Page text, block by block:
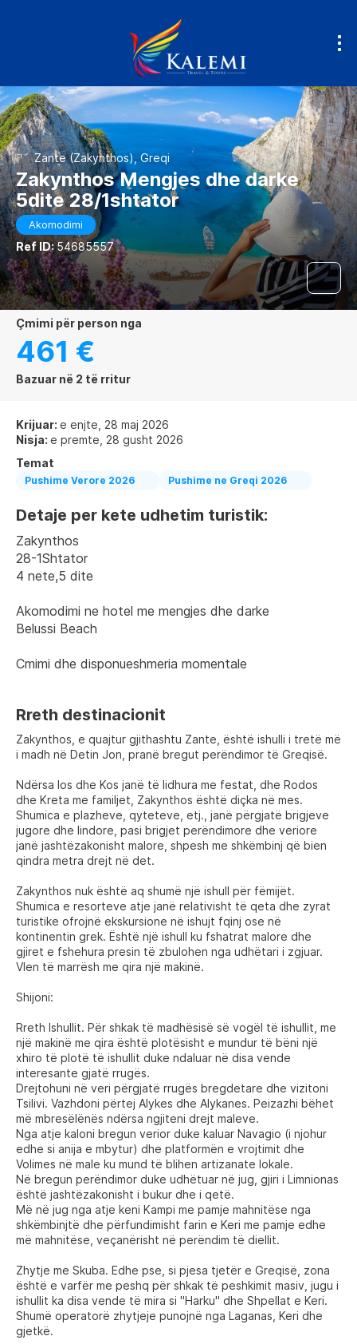
Zante (Zakynthos), Greqi
Zakynthos Mengjes dhe darke
5dite 28/1shtator
Akomodimi
Ref ID:54685557
çmimi për person nga
461 €
Bazuar në 2 të rritur
Krijuar: e enjte, 28 maj 2026
Nisja: e premte, 28 gusht 2026
Temat
Pushime Verore 2026 Pushime ne Greqi 2026
Detaje per kete udhetim turistik:
Zakynthos
28-1Shtator
4 nete,5 dite
Akomodimi ne hotel me mengjes dhe darke
Belussi Beach
Cmimi dhe disponueshmeria momentale
Rreth destinacionit
Zakynthos, e quajtur gjithashtu Zante, është ishulli i tretë më
i madh në Detin Jon, pranë bregut perëndimor të Greqisë.
Ndërsa Ios dhe Kos janë të lidhura me festat, dhe Rodos
dhe Kreta me familjet, Zakynthos është diçka në mes.
Shumica e plazheve, qyteteve, etj., janë përgjatë brigjeve
jugore dhe lindore, pasi brigjet perëndimore dhe veriore
janë jashtëzakonisht malore, shpesh me shkëmbinj që bien
qindra metra drejt në det.
Zakynthos nuk është aq shumë një ishull për fëmijët.
Shumica e resorteve atje janë relativisht të qeta dhe zyrat
turistike ofrojnë ekskursione në ishujt fqinj ose në
kontinentin grek. Është një ishull ku fshatrat malore dhe
gjiret e fshehura presin të zbulohen nga udhëtari i zgjuar.
Vlen të marrësh me qira një makinë.
Shijoni:
Rreth Ishullit. Për shkak të madhësisë së vogël të ishullit, me
një makinë me qira është plotësisht e mundur të bëni një
xhiro të plotë të ishullit duke ndaluar në disa vende
interesante gjatë rrugës.
Drejtohuni në veri përgjatë rrugës bregdetare dhe vizitoni
Tsilivi. Vazhdoni përtej Alykes dhe Alykanes. Peizazhi bëhet
më mbresëlënës ndërsa ngjiteni drejt maleve.
Nga atje kaloni bregun verior duke kaluar Navagio (i njohur
edhe si anija e mbytur) dhe platformën e vrojtimit dhe
Volimes në male ku mund të blihen artizanate lokale.
Në bregun perëndimor duke udhëtuar në jug, gjiri i Limnionas
është jashtëzakonisht i bukur dhe i qetë.
Më në jug nga atje keni Kampi me pamje mahnitëse nga
shkëmbinjtë dhe përfundimisht farin e Keri me pamje edhe
më mahnitëse, veçanërisht në perëndim të diellit.
Zhytje me Skuba. Edhe pse, si pjesa tjetër e Greqisë, zona
është e varfër me peshq për shkak të peshkimit masiv, jugu i
ishullit ka disa vende të mira si "Harku" dhe Shpellat e Keri.
Shumë operatorë zhytjeje punojnë nga Laganas, Keri dhe
gjetkë.